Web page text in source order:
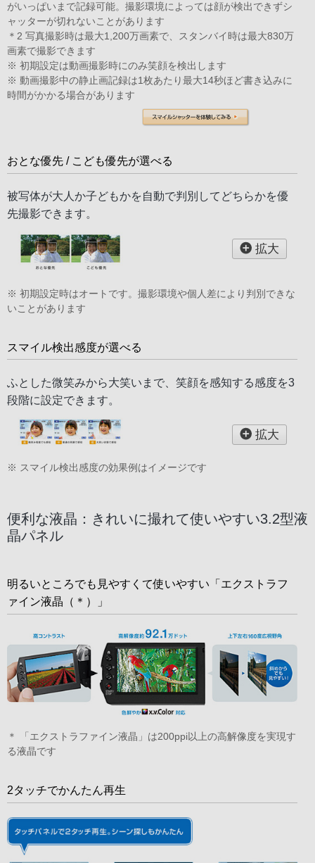
がいっぱいまで記録可能。撮影環境によっては顔が検出できずシ
ャッターが切れないことがあります
＊2 写真撮影時は最大1,200万画素で、スタンバイ時は最大830万
画素で撮影できます
※ 初期設定は動画撮影時にのみ笑顔を検出します
※ 動画撮影中の静止画記録は1枚あたり最大14秒ほど書き込みに
時間がかかる場合があります
おとな優先 / こども優先が選べる
被写体が大人か子どもかを自動で判別してどちらかを優
先撮影できます。
拡大
※ 初期設定時はオートです。撮影環境や個人差により判別できな
いことがあります
スマイル検出感度が選べる
ふとした微笑みから大笑いまで、笑顔を感知する感度を3
段階に設定できます。
拡大
※ スマイル検出感度の効果例はイメージです
便利な液晶：きれいに撮れて使いやすい3.2型液
晶パネル
明るいところでも見やすくて使いやすい「エクストラフ
ァイン液晶（＊）」
＊ 「エクストラファイン液晶」は200ppi以上の高解像度を実現す
る液晶です
2タッチでかんたん再生